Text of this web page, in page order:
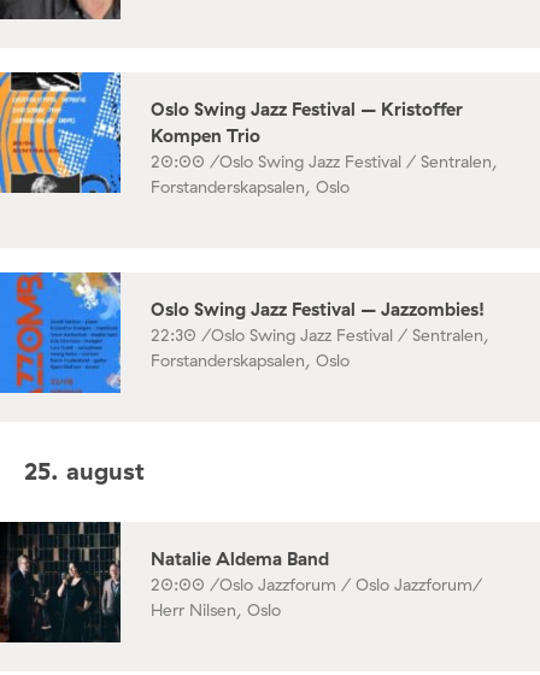
Oslo Swing Jazz Festival – Kristoffer
Kompen Trio
20:00 /Oslo Swing Jazz Festival / Sentralen,
Forstanderskapsalen, Oslo
Oslo Swing Jazz Festival – Jazzombies!
22:30 /Oslo Swing Jazz Festival / Sentralen,
Forstanderskapsalen, Oslo
25. august
Natalie Aldema Band
20:00 /Oslo Jazzforum / Oslo Jazzforum/
Herr Nilsen, Oslo